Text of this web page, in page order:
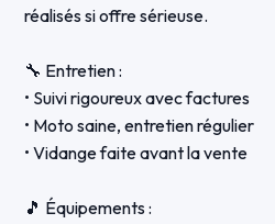
réalisés si offre sérieuse.
🔧 Entretien :
• Suivi rigoureux avec factures
• Moto saine, entretien régulier
• Vidange faite avant la vente
🎵 Équipements :